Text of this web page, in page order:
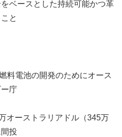
ベースとした持続可能かつ革
と
料電池の開発のためにオース
庁
オーストラリアドル（345万
投